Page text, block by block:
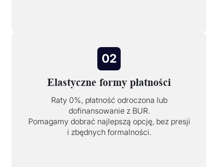
02
Elastyczne formy płatności
Raty 0%, płatność odroczona lub
dofinansowanie z BUR.
Pomagamy dobrać najlepszą opcję, bez presji
i zbędnych formalności.